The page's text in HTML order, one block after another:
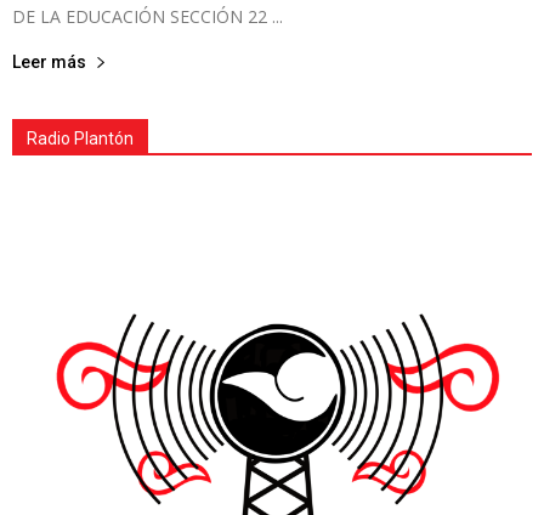
DE LA EDUCACIÓN SECCIÓN 22 ...
Leer más
Radio Plantón